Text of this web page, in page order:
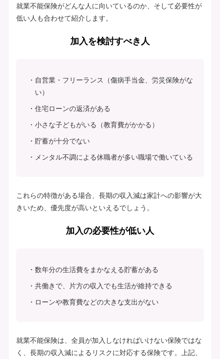
就業不能保険がどんな人に向いているのか、そして必要性が
低い人も合わせて紹介します。
加入を検討すべき人
自営業・フリーランス（傷病手当金、労災保険がな
い）
住宅ローンの返済がある
小さな子どもがいる（教育費がかかる）
貯蓄が十分でない
メンタル不調による休職者が多い職場で働いている
これらの特徴がある場合、長期の収入減は家計への影響が大
きいため、優先度が高いといえるでしょう。
加入の必要性が低い人
数年分の生活費をまかなえる貯蓄がある
共働きで、片方の収入でも生活が維持できる
ローンや教育費などの大きな支出がない
就業不能保険は、全員が加入しなければいけない保険ではな
く、長期の収入減によるリスクに対応する保険です。上記、